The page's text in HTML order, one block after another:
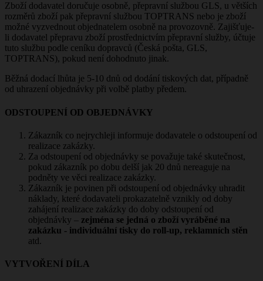
Zboží dodavatel doručuje osobně, přepravní službou GLS, u větších
rozměrů zboží pak přepravní službou TOPTRANS nebo je zboží
možné vyzvednout objednatelem osobně na provozovně. Zajišťuje-
li dodavatel přepravu zboží prostřednictvím přepravní služby, účtuje
tuto službu podle ceníku dopravců (Česká pošta, GLS,
TOPTRANS), pokud není dohodnuto jinak.
Běžná dodací lhůta je 5-10 dnů od dodání tiskových dat, případně
od uhrazení objednávky při volbě platby předem.
ODSTOUPENÍ OD OBJEDNÁVKY
Zákazník co nejrychleji informuje dodavatele o odstoupení od
realizace zakázky.
Za odstoupení od objednávky se považuje také skutečnost,
pokud zákazník po dobu delší jak 20 dnů nereaguje na
podněty ve věci realizace zakázky.
Zákazník je povinen při odstoupení od objednávky uhradit
náklady, které dodavateli prokazatelně vznikly od doby
zahájení realizace zakázky do doby odstoupení od
objednávky – zejména se jedná o zboží vyráběné na
zakázku - individuální tisky do roll-up, reklamních stěn
atd.
VYTVOŘENÍ DÍLA